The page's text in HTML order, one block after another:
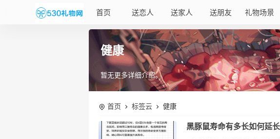
首页 送恋人 送家人 送朋友 礼物场景
健康
暂无更多详细介绍。
首页 标签云 健康
黑豚鼠寿命有多长如何延